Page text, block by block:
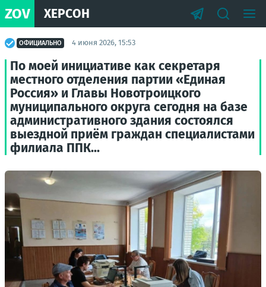
ZOV ХЕРСОН
ОФИЦИАЛЬНО 4 июня 2026, 15:53
По моей инициативе как секретаря
местного отделения партии «Единая
Россия» и Главы Новотроицкого
муниципального округа сегодня на базе
административного здания состоялся
выездной приём граждан специалистами
филиала ППК...